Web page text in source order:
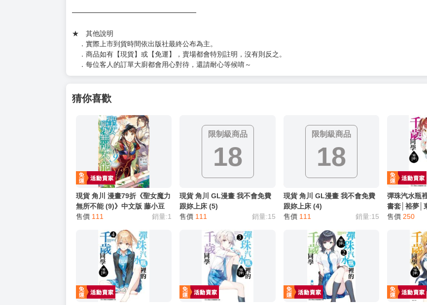
━━━━━━━━━━━━━━━━━━
★ 其他說明
．實際上市到貨時間依出版社最終公布為主。
．商品如有【現貨】或【免運】，賣場都會特別註明，沒有則反之。
．每位客人的訂單大廚都會用心對待，還請耐心等候唷～
猜你喜歡
現貨 角川 漫畫79折《聖女魔力
無所不能 (9)》中文版 藤小豆
橘由華 珠梨やすゆき
售價 111 銷量:1
限制級商品
18
現貨 角川 GL漫畫 我不會免費
跟妳上床 (5)
售價 111 銷量:15
限制級商品
18
現貨 角川 GL漫畫 我不會免費
跟妳上床 (4)
售價 111 銷量:15
彈珠汽水瓶
書套│裕夢│
售價 250